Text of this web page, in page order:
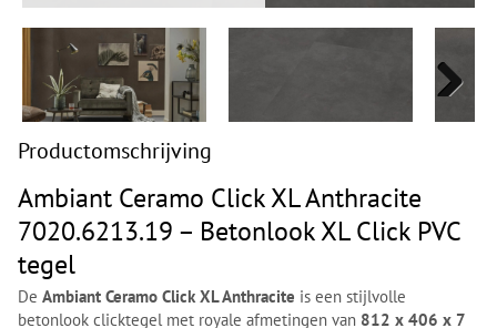
Next
Next
Productomschrijving
Ambiant Ceramo Click XL Anthracite
7020.6213.19 – Betonlook XL Click PVC
tegel
De Ambiant Ceramo Click XL Anthracite is een stijlvolle
betonlook clicktegel met royale afmetingen van 812 x 406 x 7